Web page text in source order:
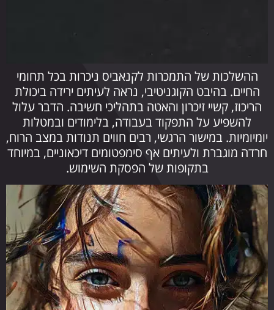
ההשלכות של התמכרות לקנאביס ניכרות בכל תחומי
החיים. בהיבט הקוגניטיבי, נראה לעיתים ירידה ביכולת
הריכוז, קשיי זיכרון והאטה בתהליכי חשיבה. הדבר עלול
להשפיע על התפקוד בעבודה, בלימודים ובמטלות
יומיומיות. במישור הרגשי, רבים חווים תנודות במצב הרוח,
חרדה מוגברת ולעיתים אף סימפטומים דיכאוניים, במיוחד
בתקופות של הפסקת השימוש.